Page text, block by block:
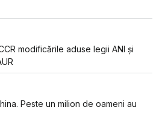
modificările aduse legii ANI și
Peste un milion de oameni au